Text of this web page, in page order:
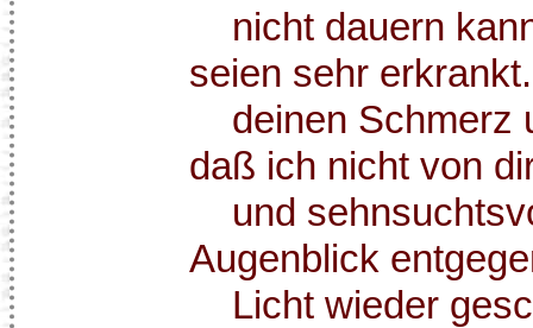
nicht dauern
seien sehr
deinen Schmerz
daß ich nicht von
und
Augenblick
Licht wieder